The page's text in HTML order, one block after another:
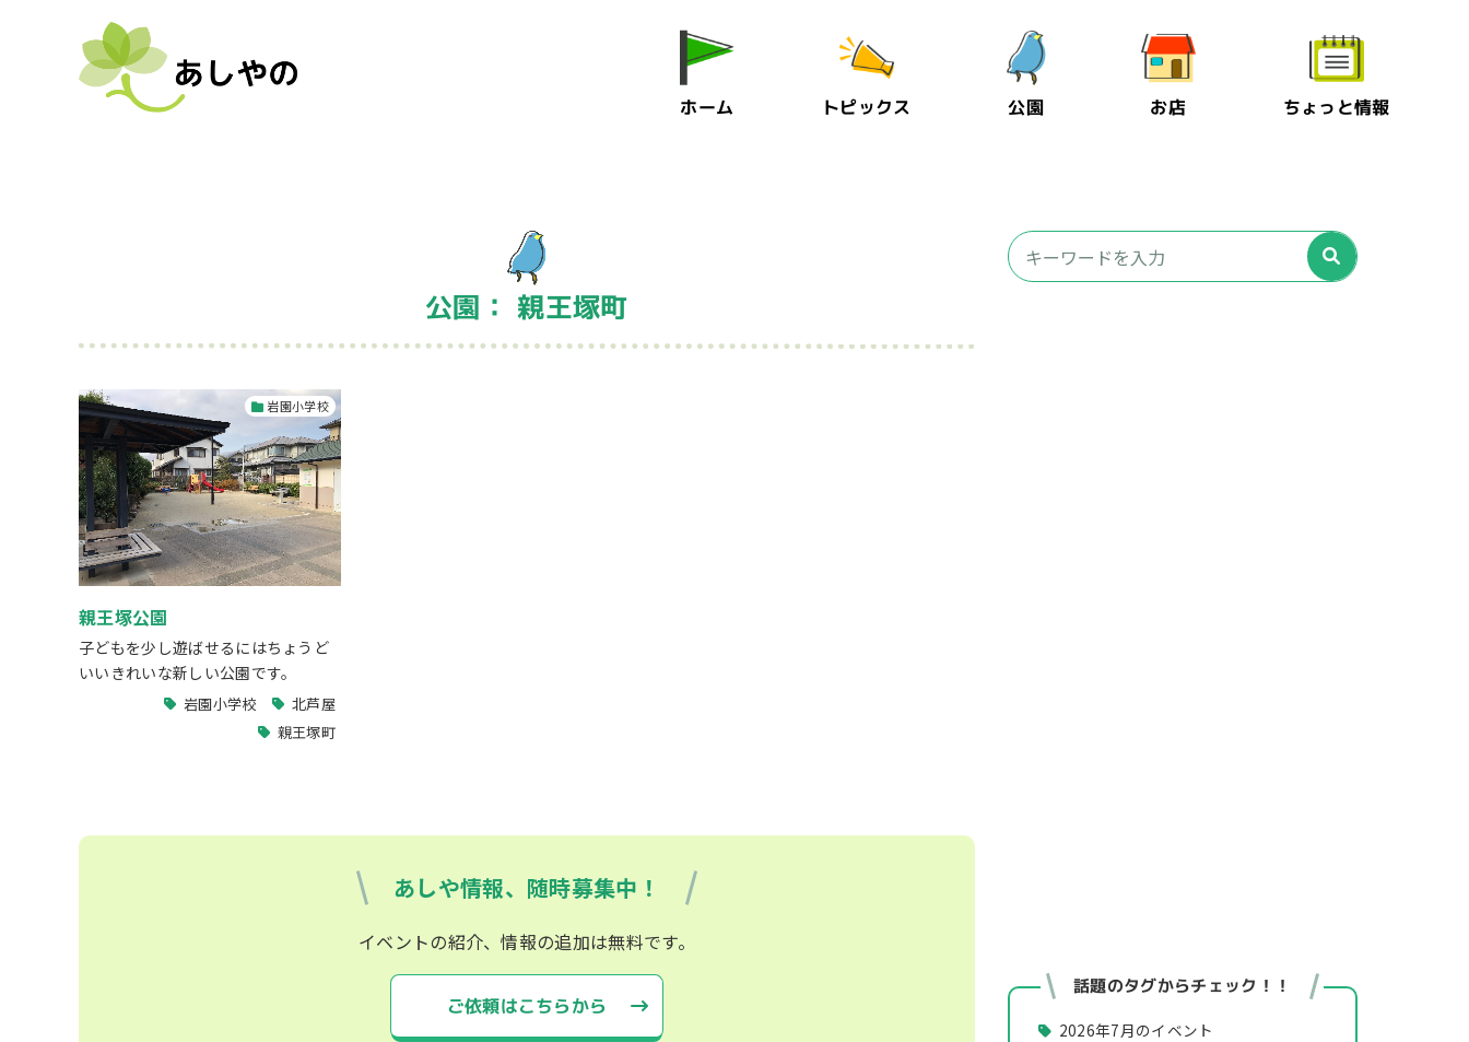
ホーム トピックス 公園 お店 ちょっと情報
公園： 親王塚町
岩園小学校
親王塚公園
子どもを少し遊ばせるにはちょうど
いいきれいな新しい公園です。
岩園小学校
北芦屋
親王塚町
あしや情報、随時募集中！
イベントの紹介、情報の追加は無料です。
ご依頼はこちらから
話題のタグからチェック！！
2026年7月のイベント